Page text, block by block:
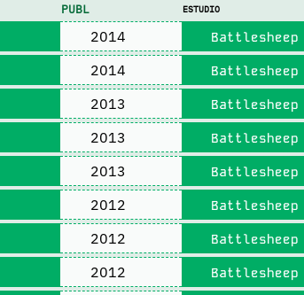
PUBL ESTUDIO
2014 Battlesheep
2014 Battlesheep
2013 Battlesheep
2013 Battlesheep
2013 Battlesheep
2012 Battlesheep
2012 Battlesheep
2012 Battlesheep